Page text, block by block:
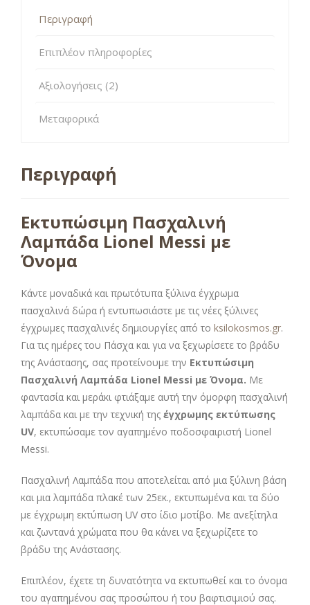
Περιγραφή
Επιπλέον πληροφορίες
Αξιολογήσεις (2)
Μεταφορικά
Περιγραφή
Εκτυπώσιμη Πασχαλινή
Λαμπάδα Lionel Messi με
Όνομα
Κάντε μοναδικά και πρωτότυπα ξύλινα έγχρωμα
πασχαλινά δώρα ή εντυπωσιάστε με τις νέες ξύλινες
έγχρωμες πασχαλινές δημιουργίες από το ksilokosmos.gr.
Για τις ημέρες του Πάσχα και για να ξεχωρίσετε το βράδυ
της Ανάστασης, σας προτείνουμε την Εκτυπώσιμη
Πασχαλινή Λαμπάδα Lionel Messi με Όνομα. Με
φαντασία και μεράκι φτιάξαμε αυτή την όμορφη πασχαλινή
λαμπάδα και με την τεχνική της έγχρωμης εκτύπωσης
UV, εκτυπώσαμε τον αγαπημένο ποδοσφαιριστή Lionel
Messi.
Πασχαλινή Λαμπάδα που αποτελείται από μια ξύλινη βάση
και μια λαμπάδα πλακέ των 25εκ., εκτυπωμένα και τα δύο
με έγχρωμη εκτύπωση UV στο ίδιο μοτίβο. Με ανεξίτηλα
και ζωντανά χρώματα που θα κάνει να ξεχωρίζετε το
βράδυ της Ανάστασης.
Επιπλέον, έχετε τη δυνατότητα να εκτυπωθεί και το όνομα
του αγαπημένου σας προσώπου ή του βαφτισιμιού σας.